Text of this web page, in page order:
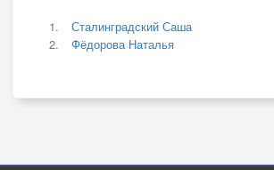
Сталинградский Саша
Фёдорова Наталья